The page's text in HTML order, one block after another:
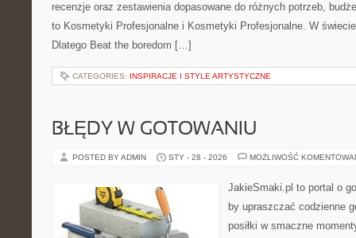
recenzje oraz zestawienia dopasowane do różnych potrzeb,
to Kosmetyki Profesjonalne i Kosmetyki Profesjonalne. W
Dlatego Beat the boredom […]
CATEGORIES: INSPIRACJE I STYLE ARTYSTYCZNE
BŁĘDY W GOTOWANIU
POSTED BY ADMIN STY - 28 - 2026 MOŻLIWOŚĆ
JakieSmaki.pl to portal o
by upraszczać codzienne
posiłki w smaczne